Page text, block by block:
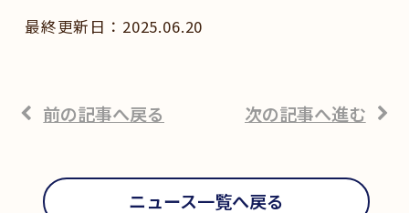
2025.06.20
前の記事へ戻る 次の記事へ進む
ニュース一覧へ戻る